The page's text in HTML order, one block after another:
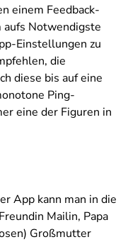
einem Feedback-
Notwendigste
Einstellungen zu
die
diese bis auf eine
Ping-
eine der Figuren in
App kann man in die
Mailin, Papa
Großmutter